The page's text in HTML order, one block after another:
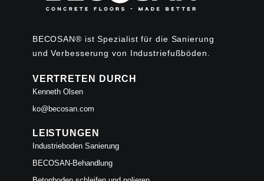
BECOSAN® ist Spezialist für die Sanierung
und Verbesserung von Industriefußböden.
VERTRETEN DURCH
Kenneth Olsen
ko@becosan.com
LEISTUNGEN
Industrieboden Sanierung
BECOSAN-Behandlung